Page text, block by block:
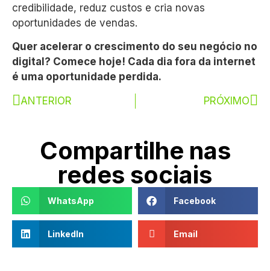
credibilidade, reduz custos e cria novas
oportunidades de vendas.
Quer acelerar o crescimento do seu negócio no
digital? Comece hoje! Cada dia fora da internet
é uma oportunidade perdida.
ANTERIOR
PRÓXIMO
Compartilhe nas
redes sociais
WhatsApp Facebook
LinkedIn Email